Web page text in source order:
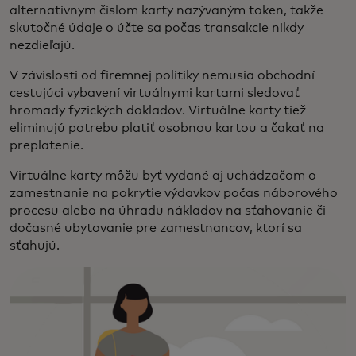
alternatívnym číslom karty nazývaným token, takže
skutočné údaje o účte sa počas transakcie nikdy
nezdieľajú.
V závislosti od firemnej politiky nemusia obchodní
cestujúci vybavení virtuálnymi kartami sledovať
hromady fyzických dokladov. Virtuálne karty tiež
eliminujú potrebu platiť osobnou kartou a čakať na
preplatenie.
Virtuálne karty môžu byť vydané aj uchádzačom o
zamestnanie na pokrytie výdavkov počas náborového
procesu alebo na úhradu nákladov na sťahovanie či
dočasné ubytovanie pre zamestnancov, ktorí sa
sťahujú.